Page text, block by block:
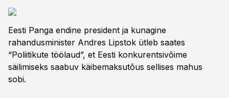
Eesti Panga endine president ja kunagine
rahandusminister Andres Lipstok ütleb saates
“Poliitikute töölaud”, et Eesti konkurentsivõime
säilimiseks saabuv käibemaksutõus sellises mahus
sobi.